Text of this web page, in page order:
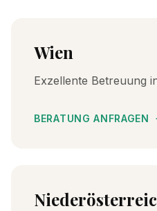
Wien
Exzellente Betreuung
BERATUNG ANFRAGEN